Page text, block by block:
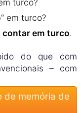
turco?
“ em turco?
contar em turco.
do que com
– com
de memória de